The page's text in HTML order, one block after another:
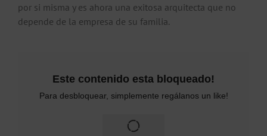
por si misma y es ahora una exitosa arquitecta que no
depende de la empresa de su familia.
Este contenido esta bloqueado!
Para desbloquear, simplemente regálanos un like!